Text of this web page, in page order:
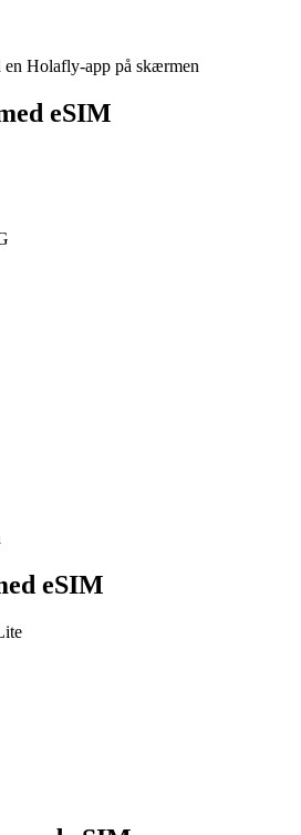
Holafly-app på skærmen
eSIM
eSIM